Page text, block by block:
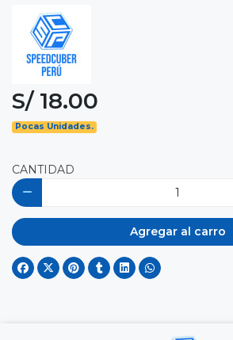
S/ 18.00
Pocas Unidades.
CANTIDAD
Agregar al carro